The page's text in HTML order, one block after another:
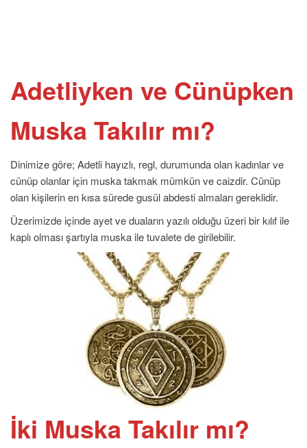
Adetliyken ve Cünüpken
Muska Takılır mı?
Dinimize göre; Adetli hayızlı, regl, durumunda olan kadınlar ve
cünüp olanlar için muska takmak mümkün ve caizdir. Cünüp
olan kişilerin en kısa sürede gusül abdesti almaları gereklidir.
Üzerimizde içinde ayet ve duaların yazılı olduğu üzeri bir kılıf ile
kaplı olması şartıyla muska ile tuvalete de girilebilir.
İki Muska Takılır mı?